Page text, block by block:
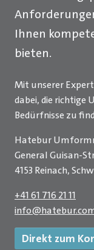
Ihnen
bieten.
Mit unserer
dabei, die richtige
Bedürfnisse zu
Hatebur
General Guisan-
4153 Reinach,
+41 61 716 21 11
info@
Direkt zum